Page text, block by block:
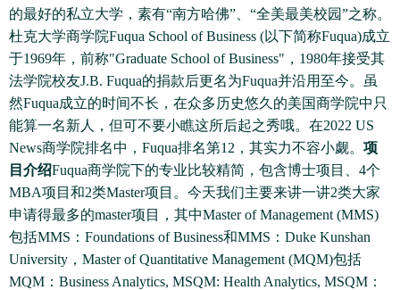
的最好的私立大学，素有“南方哈佛”、“全美最美校园”之称。
杜克大学商学院Fuqua School of Business (以下简称Fuqua)成立
于1969年，前称"Graduate School of Business"，1980年接受其
法学院校友J.B. Fuqua的捐款后更名为Fuqua并沿用至今。虽
然Fuqua成立的时间不长，在众多历史悠久的美国商学院中只
能算一名新人，但可不要小瞧这所后起之秀哦。在2022 US
News商学院排名中，Fuqua排名第12，其实力不容小觑。 项
目介绍Fuqua商学院下的专业比较精简，包含博士项目、4个
MBA项目和2类Master项目。今天我们主要来讲一讲2类大家
申请得最多的master项目，其中Master of Management (MMS)
包括MMS：Foundations of Business和MMS：Duke Kunshan
University，Master of Quantitative Management (MQM)包括
MQM：Business Analytics, MSQM: Health Analytics, MSQM：